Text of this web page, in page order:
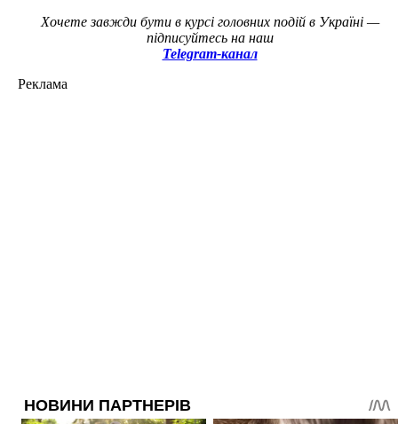
Хочете завжди бути в курсі головних подій в Україні —
підписуйтесь на наш
Telegram-канал
Реклама